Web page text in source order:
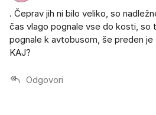
. Čeprav jih ni bilo veliko, so
čas vlago pognale vse do kosti, so
pognale k avtobusom, še preden je
KAJ?
Odgovori